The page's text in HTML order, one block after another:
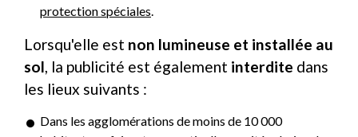
protection spéciales.
Lorsqu'elle est non lumineuse et installée au
sol, la publicité est également interdite dans
les lieux suivants :
Dans les agglomérations de moins de 10 000